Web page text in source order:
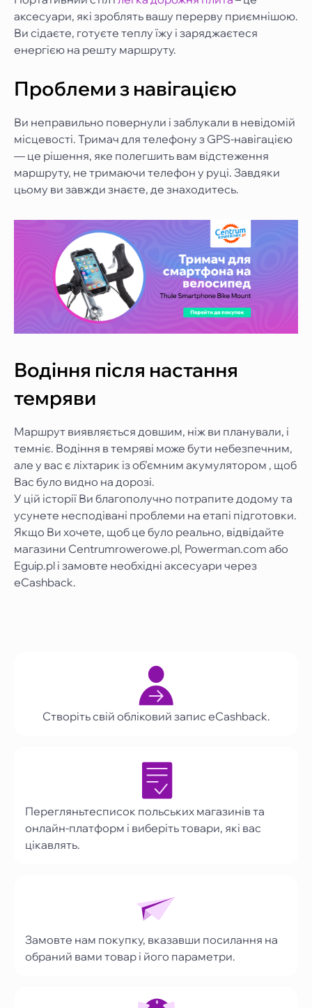
аксесуари, які зроблять вашу перерву приємнішою.
Ви сідаєте, готуєте теплу їжу і заряджаєтеся
енергією на решту маршруту.
Проблеми з навігацією
Ви неправильно повернули і заблукали в невідомій
місцевості. Тримач для телефону з GPS-навігацією
— це рішення, яке полегшить вам відстеження
маршруту, не тримаючи телефон у руці. Завдяки
цьому ви завжди знаєте, де знаходитесь.
Водіння після настання
темряви
Маршрут виявляється довшим, ніж ви планували, і
темніє. Водіння в темряві може бути небезпечним,
але у вас є ліхтарик із об’ємним акумулятором , щоб
Вас було видно на дорозі.
У цій історії Ви благополучно потрапите додому та
усунете несподівані проблеми на етапі підготовки.
Якщо Ви хочете, щоб це було реально, відвідайте
магазини Centrumrowerowe.pl, Powerman.com або
Eguip.pl і замовте необхідні аксесуари через
eCashback.
Створіть свій обліковий запис eCashback.
Перегляньтесписок польських магазинів та
онлайн-платформ і виберіть товари, які вас
цікавлять.
Замовте нам покупку, вказавши посилання на
обраний вами товар і його параметри.